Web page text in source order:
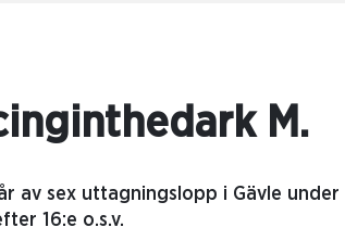
M.
av sex uttagningslopp i Gävle
16:e o.s.v.